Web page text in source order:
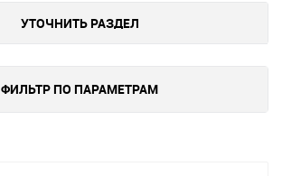
УТОЧНИТЬ РАЗДЕЛ
ФИЛЬТР ПО ПАРАМЕТРАМ